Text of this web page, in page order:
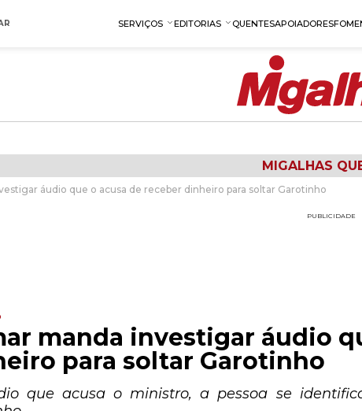
SERVIÇOS EDITORIAS QUENTESAPOIADORES
MIGALHAS
áudio que o acusa de receber dinheiro para soltar Garotinho
PUBLICIDADE
manda investigar áudio
para soltar Garotinho
que acusa o ministro, a pessoa se